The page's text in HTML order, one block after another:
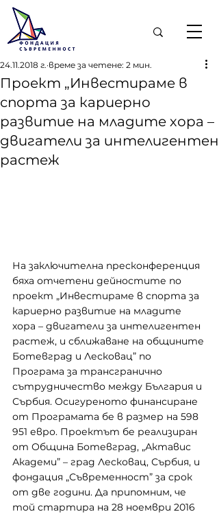
Проект „Инвестираме в
спорта за кариерно
развитие на младите хора –
двигатели за интелигентен
растеж
24.11.2018 г. време за четене: 2 мин.
На заключителна пресконференция
бяха отчетени дейностите по
проект „Инвестираме в спорта за
кариерно развитие на младите
хора – двигатели за интелигентен
растеж, и сближаване на общините
Ботевград и Лесковац” по
Програма за трансгранично
сътрудничество между България и
Сърбия. Осигуреното финансиране
от Програмата бе в размер на 598
951 евро. Проектът бе реализиран
от Община Ботевград, „Актавис
Академи” – град Лесковац, Сърбия, и
фондация „Съвременност” за срок
от две години. Да припомним, че
той стартира на 28 ноември 2016